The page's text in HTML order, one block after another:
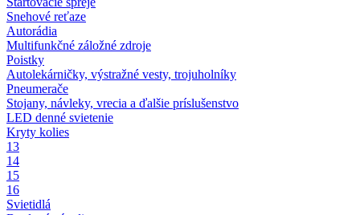
Snehové reťaze
Autorádia
Multifunkčné záložné zdroje
Poistky
Autolekárničky, výstražné vesty, trojuholníky
Pneumerače
Stojany, návleky, vrecia a ďalšie príslušenstvo
LED denné svietenie
Kryty kolies
13
14
15
16
Svietidlá